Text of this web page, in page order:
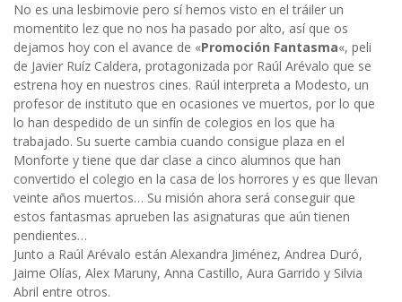
No es una lesbimovie pero sí hemos visto en el tráiler un
momentito lez que no nos ha pasado por alto, así que os
dejamos hoy con el avance de «Promoción Fantasma«, peli
de Javier Ruíz Caldera, protagonizada por Raúl Arévalo que se
estrena hoy en nuestros cines. Raúl interpreta a Modesto, un
profesor de instituto que en ocasiones ve muertos, por lo que
lo han despedido de un sinfín de colegios en los que ha
trabajado. Su suerte cambia cuando consigue plaza en el
Monforte y tiene que dar clase a cinco alumnos que han
convertido el colegio en la casa de los horrores y es que llevan
veinte años muertos… Su misión ahora será conseguir que
estos fantasmas aprueben las asignaturas que aún tienen
pendientes…
Junto a Raúl Arévalo están Alexandra Jiménez, Andrea Duró,
Jaime Olías, Alex Maruny, Anna Castillo, Aura Garrido y Silvia
Abril entre otros.